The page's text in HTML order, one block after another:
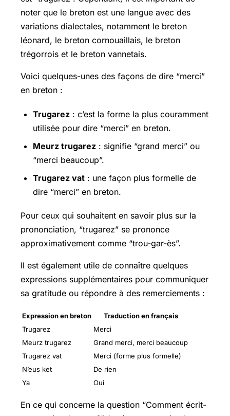
noter que le breton est une langue avec des
variations dialectales, notamment le breton
léonard, le breton cornouaillais, le breton
trégorrois et le breton vannetais.
Voici quelques-unes des façons de dire “merci”
en breton :
Trugarez : c’est la forme la plus couramment
utilisée pour dire “merci” en breton.
Meurz trugarez : signifie “grand merci” ou
“merci beaucoup”.
Trugarez vat : une façon plus formelle de
dire “merci” en breton.
Pour ceux qui souhaitent en savoir plus sur la
prononciation, “trugarez” se prononce
approximativement comme “trou-gar-ès”.
Il est également utile de connaître quelques
expressions supplémentaires pour communiquer
sa gratitude ou répondre à des remerciements :
Expression en breton
Traduction en français
Trugarez
Merci
Meurz trugarez
Grand merci, merci beaucoup
Trugarez vat
Merci (forme plus formelle)
N’eus ket
De rien
Ya
Oui
En ce qui concerne la question “Comment écrit-